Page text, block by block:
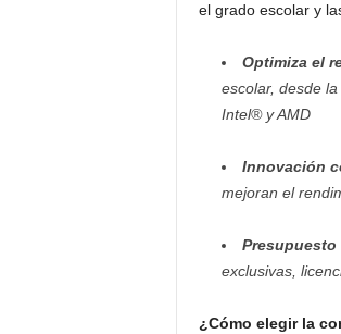
el grado escolar y
Optimiza el
escolar, desde
Intel® y AMD
Innovación
mejoran el
exclusivas,
¿Cómo elegir la